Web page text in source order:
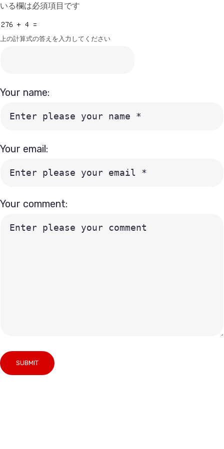
いる欄は必須項目です
Your comment:
上の計算式の答えを入力してください
Your name:
Your email: